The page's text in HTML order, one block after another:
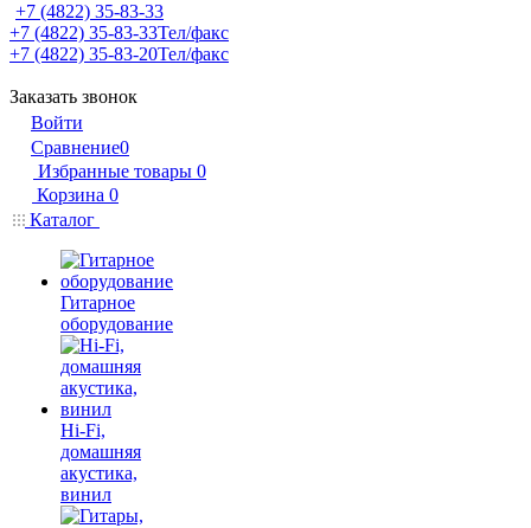
+7 (4822) 35-83-33
+7 (4822) 35-83-33Тел/факс
+7 (4822) 35-83-20Тел/факс
Заказать звонок
Войти
Сравнение0
Избранные товары 0
Корзина 0
Каталог
Гитарное
оборудование
Hi-Fi,
домашняя
акустика,
винил